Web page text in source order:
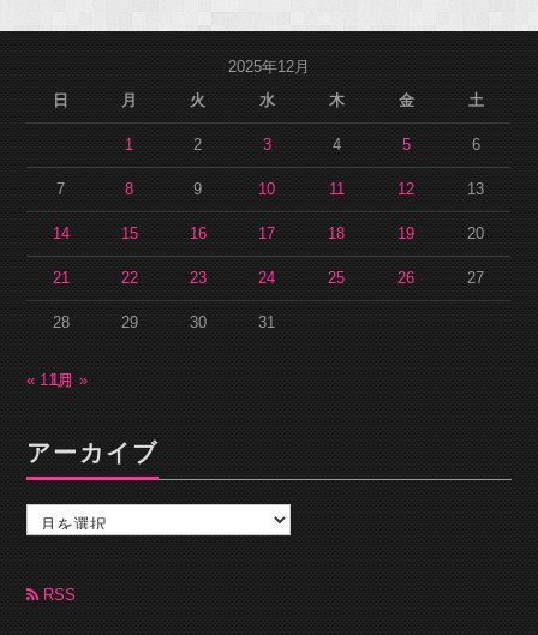
2025年12月
日
月 火 水 木 金 土
1 2 3 4 5 6
7 8 9 10 11 12 13
14 15 16 17 18 19 20
21 22 23 24 25 26 27
28 29 30 31
« 11月1月 »
アーカイブ
カ
ブRSS